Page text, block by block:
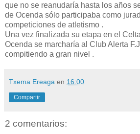
que no se reanudaría hasta los años
de Ocenda sólo participaba como
competiciones de atletismo .
Una vez finalizada su etapa en el
Ocenda se marcharía al Club Alerta
compitiendo a gran nivel .
Txema Ereaga en 16:00
Compartir
2 comentarios: